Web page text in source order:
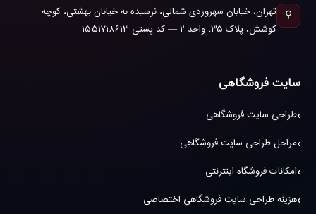
⚲
تهران، خیابان سهروردی شمالی، نرسیده به خیابان بهشتی، کوچه
کوشش، پلاک ۳۵، واحد ۲ — کد پستی ۱۵۵۱۷۱۸۶۱۳
سایت فروشگاهی
طراحی سایت فروشگاهی
مراحل طراحی سایت فروشگاهی
امکانات فروشگاه اینترنتی
هزینه طراحی سایت فروشگاهی اختصاصی